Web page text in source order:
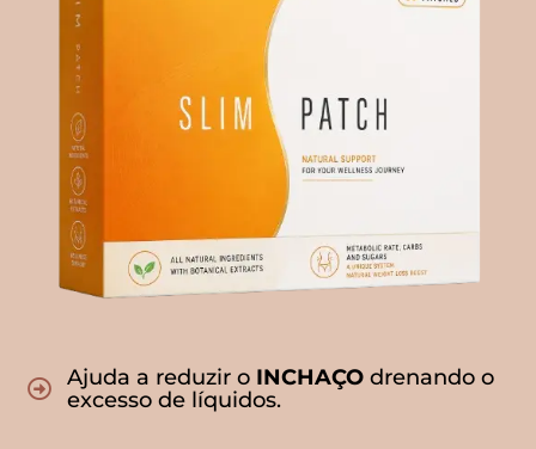
Ajuda a reduzir o INCHAÇO drenando o
excesso de líquidos.